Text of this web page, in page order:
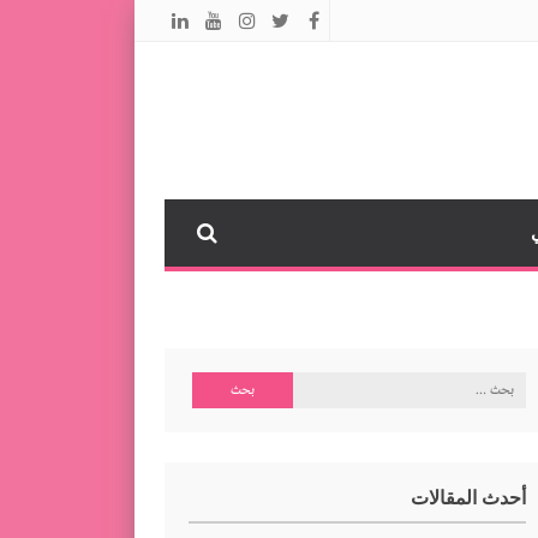
البحث
أحدث المقالات